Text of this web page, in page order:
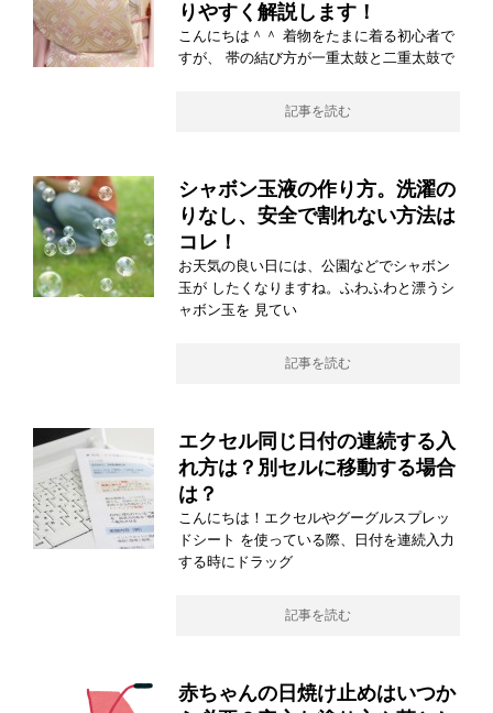
りやすく解説します！
こんにちは＾＾ 着物をたまに着る初心者で
すが、 帯の結び方が一重太鼓と二重太鼓で
記事を読む
シャボン玉液の作り方。洗濯の
りなし、安全で割れない方法は
コレ！
お天気の良い日には、公園などでシャボン
玉が したくなりますね。ふわふわと漂うシ
ャボン玉を 見てい
記事を読む
エクセル同じ日付の連続する入
れ方は？別セルに移動する場合
は？
こんにちは！エクセルやグーグルスプレッ
ドシート を使っている際、日付を連続入力
する時にドラッグ
記事を読む
赤ちゃんの日焼け止めはいつか